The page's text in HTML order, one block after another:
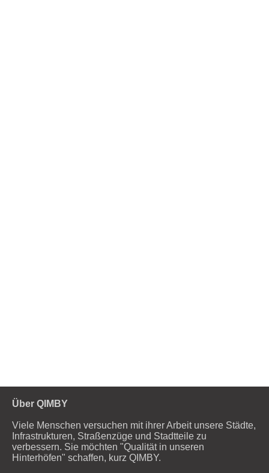
Über QIMBY
Viele Menschen versuchen mit ihrer Arbeit unsere Städte,
Infrastrukturen, Straßenzüge und Stadtteile zu
verbessern. Sie möchten "Qualität in unseren
Hinterhöfen" schaffen, kurz QIMBY.